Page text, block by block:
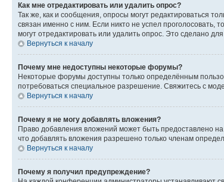
Как мне отредактировать или удалить опрос?
Так же, как и сообщения, опросы могут редактироваться
связан именно с ним. Если никто не успел проголосовать,
могут отредактировать или удалить опрос. Это сделано
Вернуться к началу
Почему мне недоступны некоторые форумы?
Некоторые форумы доступны только определённым
потребоваться специальное разрешение. Свяжитесь с
Вернуться к началу
Почему я не могу добавлять вложения?
Право добавления вложений может быть предоставлено
что добавлять вложения разрешено только членам
Вернуться к началу
Почему я получил предупреждение?